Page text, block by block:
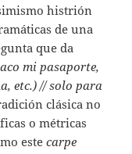
histrión
de una
que da
mi pasaporte,
etc.) // solo para
clásica no
o métricas
estecarpe